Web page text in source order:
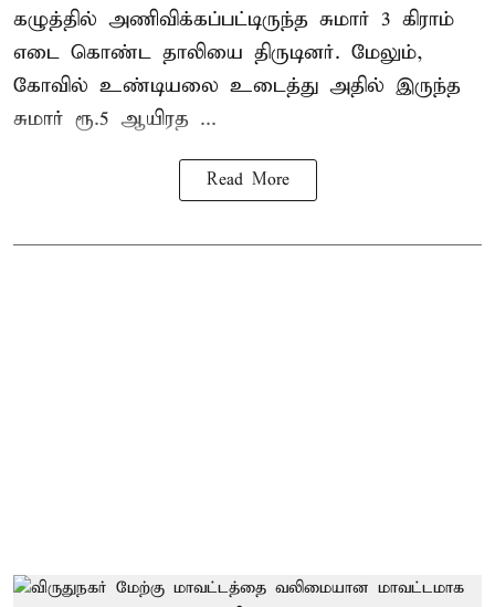
கழுத்தில் அணிவிக்கப்பட்டிருந்த சுமார் 3 கிராம்
எடை கொண்ட தாலியை திருடினர். மேலும்,
கோவில் உண்டியலை உடைத்து அதில் இருந்த
சுமார் ரூ.5 ஆயிரத ...
Read More